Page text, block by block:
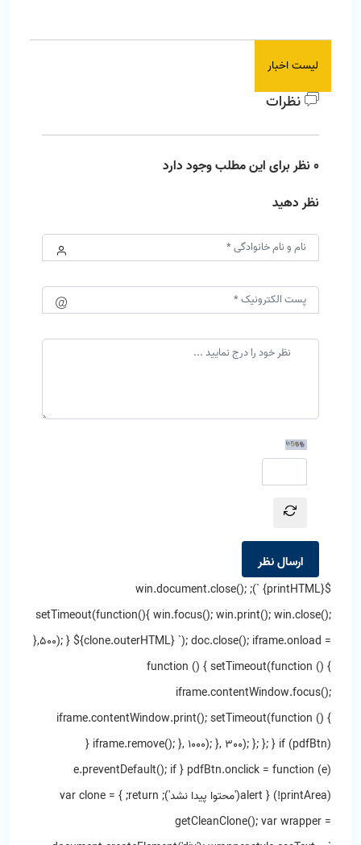
لیست اخبار
نظرات
0 نظر برای این مطلب وجود دارد
نظر دهید
ارسال نظر
${printHTML} `); win.document.close();
setTimeout(function(){ win.focus(); win.print(); win.close();
},500); }${clone.outerHTML} `); doc.close(); iframe.onload =
function () { setTimeout(function () {
iframe.contentWindow.focus();
iframe.contentWindow.print(); setTimeout(function () {
iframe.remove(); }, 1000); }, 300); }; }; } if (pdfBtn) {
pdfBtn.onclick = function (e) { e.preventDefault(); if
(!printArea) { alert('محتوا پیدا نشد'); return; } var clone =
getCleanClone(); var wrapper =